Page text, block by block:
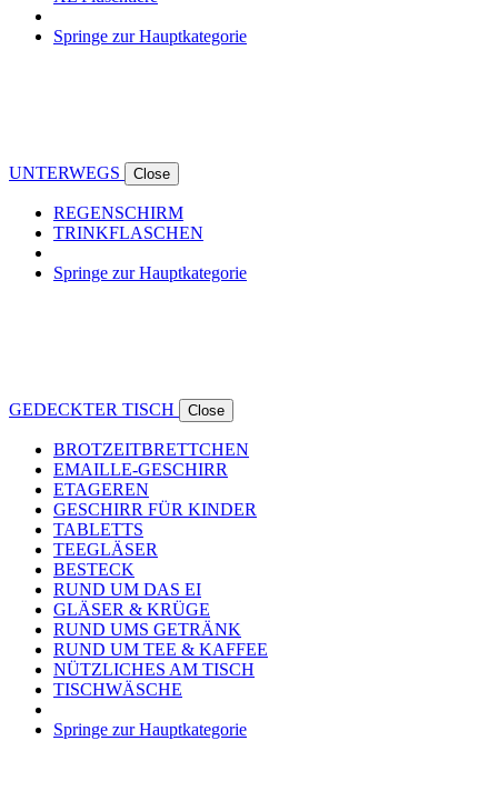
Springe zur Hauptkategorie
UNTERWEGS Close
REGENSCHIRM
TRINKFLASCHEN
Springe zur Hauptkategorie
GEDECKTER TISCH Close
BROTZEITBRETTCHEN
EMAILLE-GESCHIRR
ETAGEREN
GESCHIRR FÜR KINDER
TABLETTS
TEEGLÄSER
BESTECK
RUND UM DAS EI
GLÄSER & KRÜGE
RUND UMS GETRÄNK
RUND UM TEE & KAFFEE
NÜTZLICHES AM TISCH
TISCHWÄSCHE
Springe zur Hauptkategorie